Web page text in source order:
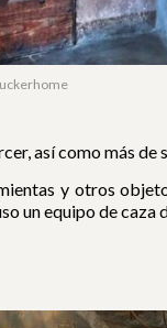
así como más
y otros
un equipo de caza